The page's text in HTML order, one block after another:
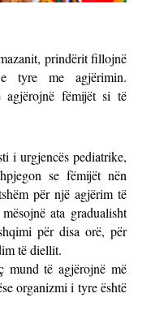
prindërit fillojnë
tyre me agjërimin.
fëmijët si të
i urgjencës pediatrike,
se fëmijët nën
për një agjërim të
ata gradualisht
për disa orë, për
të diellit.
mund të agjërojnë më
organizmi i tyre është